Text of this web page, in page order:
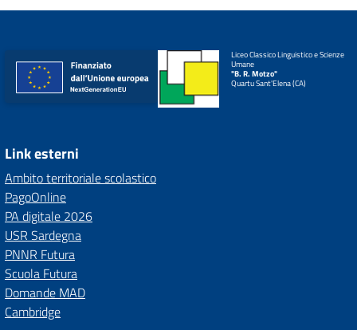
Liceo Classico Linguistico e Scienze
Umane
"B. R. Motzo"
Quartu Sant'Elena (CA)
Link esterni
Ambito territoriale scolastico
PagoOnline
PA digitale 2026
USR Sardegna
PNNR Futura
Scuola Futura
Domande MAD
Cambridge